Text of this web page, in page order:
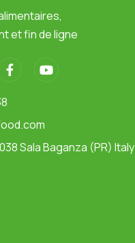
et fin de ligne
Sala Baganza (PR) Italy